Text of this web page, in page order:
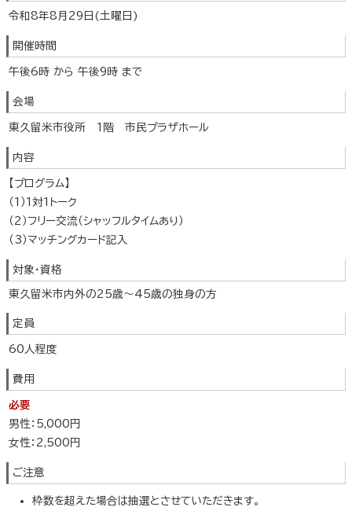
令和8年8月29日(土曜日)
開催時間
午後6時 から 午後9時 まで
会場
東久留米市役所 1階 市民プラザホール
内容
【プログラム】
（1）1対1トーク
（2）フリー交流（シャッフルタイムあり）
（3）マッチングカード記入
対象・資格
東久留米市内外の25歳～45歳の独身の方
定員
60人程度
費用
必要
男性：5,000円
女性：2,500円
ご注意
枠数を超えた場合は抽選とさせていただきます。